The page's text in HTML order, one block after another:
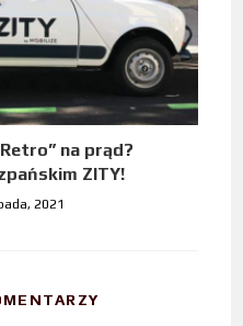
na prąd?
ZITY!
2021